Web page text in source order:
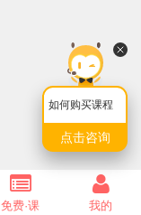
如何购买课程
点击咨询
免费·课 我的